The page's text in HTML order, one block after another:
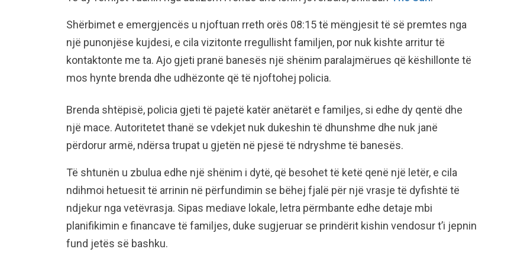
Shërbimet e emergjencës u njoftuan rreth orës 08:15 të mëngjesit të së premtes nga
një punonjëse kujdesi, e cila vizitonte rregullisht familjen, por nuk kishte arritur të
kontaktonte me ta. Ajo gjeti pranë banesës një shënim paralajmërues që këshillonte të
mos hynte brenda dhe udhëzonte që të njoftohej policia.
Brenda shtëpisë, policia gjeti të pajetë katër anëtarët e familjes, si edhe dy qentë dhe
një mace. Autoritetet thanë se vdekjet nuk dukeshin të dhunshme dhe nuk janë
përdorur armë, ndërsa trupat u gjetën në pjesë të ndryshme të banesës.
Të shtunën u zbulua edhe një shënim i dytë, që besohet të ketë qenë një letër, e cila
ndihmoi hetuesit të arrinin në përfundimin se bëhej fjalë për një vrasje të dyfishtë të
ndjekur nga vetëvrasja. Sipas mediave lokale, letra përmbante edhe detaje mbi
planifikimin e financave të familjes, duke sugjeruar se prindërit kishin vendosur t’i jepnin
fund jetës së bashku.